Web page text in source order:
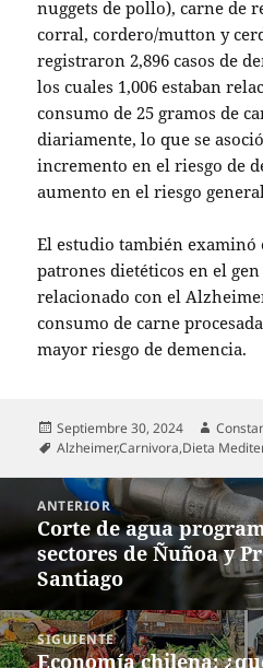
nuggets de pollo), carne de
corral, cordero/mutton y
registraron 2,896 casos de
los cuales 1,006 estaban
consumo de 25 gramos de
diariamente, lo que se
incremento en el riesgo de
aumento en el riesgo
El estudio también examinó
patrones dietéticos en el gen
relacionado con el
consumo de carne
mayor riesgo de demencia.
Publicado
el
Septiembre 30, 2024 Autor
Etiquetas
Alzheimer,Carnivora,Dieta
Navegación
entradas
ANTERIOR
Entrada
anterior:
Corte de agua
sectores de Ñuñoa y
Santiago
SIGUIENTE
Entrada
Economía chilena: